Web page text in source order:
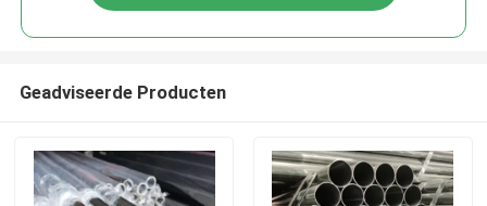
Geadviseerde Producten